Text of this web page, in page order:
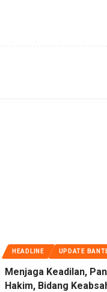
HEADLINE UPDATE
Menjaga Keadilan,
Hakim, Bidang